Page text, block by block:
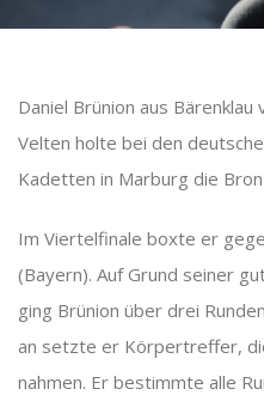
Daniel Brünion aus
Velten holte bei den
Kadetten in Marburg die
Im Viertelfinale boxte er
(Bayern). Auf Grund seiner
ging Brünion über drei
an setzte er Körpertreffer,
nahmen. Er bestimmte alle